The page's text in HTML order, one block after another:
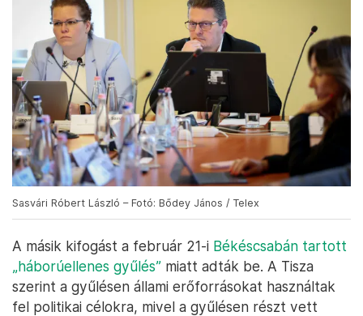
Sasvári Róbert László – Fotó: Bődey János / Telex
A másik kifogást a február 21-i Békéscsabán tartott
„háborúellenes gyűlés” miatt adták be. A Tisza
szerint a gyűlésen állami erőforrásokat használtak
fel politikai célokra, mivel a gyűlésen részt vett